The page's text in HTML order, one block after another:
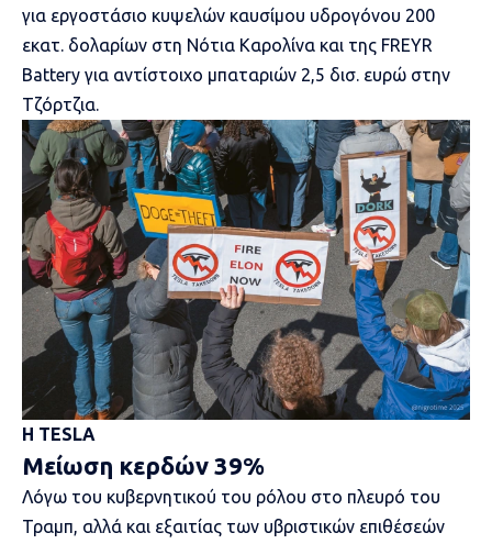
για εργοστάσιο κυψελών καυσίμου υδρογόνου 200
εκατ. δολαρίων στη Νότια Καρολίνα και της FREYR
Battery για αντίστοιχο μπαταριών 2,5 δισ. ευρώ στην
Τζόρτζια.
Η TESLA
Μείωση κερδών 39%
Λόγω του κυβερνητικού του ρόλου στο πλευρό του
Τραμπ, αλλά και εξαιτίας των υβριστικών επιθέσεών